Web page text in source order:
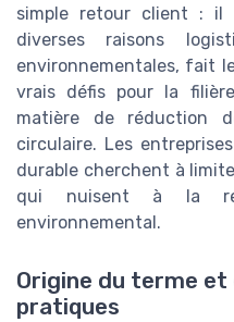
simple retour client : il
diverses raisons
environnementales, fait
vrais défis pour la
matière de réduction
circulaire. Les
durable cherchent à
qui nuisent à la
environnemental.
Origine du terme
pratiques